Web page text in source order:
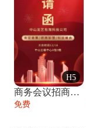
H5
商务会议招商展会科技峰会邀请函年会邀请
免费